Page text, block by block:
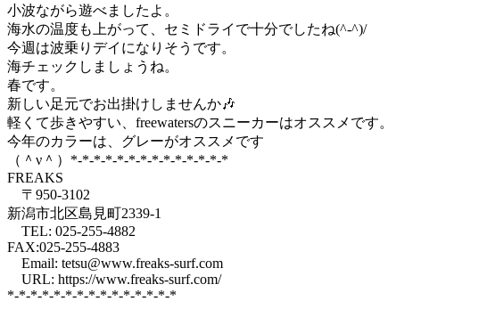
小波ながら遊べましたよ。
海水の温度も上がって、セミドライで十分でしたね(^-^)/
今週は波乗りデイになりそうです。
海チェックしましょうね。
春です。
新しい足元でお出掛けしませんか🎶
軽くて歩きやすい、freewatersのスニーカーはオススメです。
今年のカラーは、グレーがオススメです
（＾ν＾）*-*-*-*-*-*-*-*-*-*-*-*-*-*
FREAKS
〒950-3102
新潟市北区島見町2339-1
TEL: 025-255-4882
FAX:025-255-4883
Email: tetsu@www.freaks-surf.com
URL: https://www.freaks-surf.com/
*-*-*-*-*-*-*-*-*-*-*-*-*-*-*